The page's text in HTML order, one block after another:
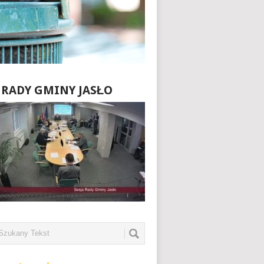
RADY GMINY JASŁO